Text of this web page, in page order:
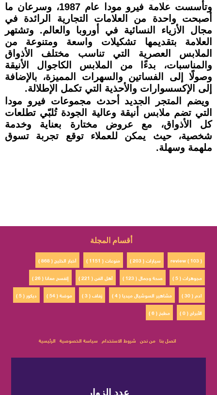
وتأسست علامة فيرو مودا عام 1987، وسرعان ما
أصبحت واحدة من العلامات التجارية الرائدة في
مجال الأزياء النسائية في أوروبا والعالم. وتشتهر
العلامة بتقديمها تشكيلات واسعة ومتنوعة من
الملابس العصرية التي تناسب مختلف الأذواق
والمناسبات، بدءًا من الملابس الكاجوال الأنيقة
وصولًا إلى الفساتين والسهرات المميزة، بالإضافة
إلى الإكسسوارات والأحذية التي تكمل الإطلالة.
ويضم المتجر الجديد أحدث مجموعات فيرو مودا
التي تضم ملابس أنيقة وعالية الجودة تُلبّي تطلعات
كل الأذواق، مع عروض مختارة بعناية وخدمة
شخصية، حيث يمكن للعملاء توقع تجربة تسوق
ملهمة وسهلة.
أقسام المجلة
أخبار الخليج ( 868 ) منوعات ( 1151 ) سيارات ( 203 )
review ( 103 )
إتفسح معانا ( 26 )
أهل الفن ( 221 ) صحة وجمال ( 123 )
مجوهرات ( 5 )
ديكور ( 5 )
موضة ( 54 ) زفاف ( 3 ) مشاهير السوشيال ميديا ( 4 )
ادم ( 30 )
مطبخ ( 6 )
الأبراج ( 0 )
الرئيسية سياسة الخصوصية شروط الاستخدام من نحن اتصل بنا